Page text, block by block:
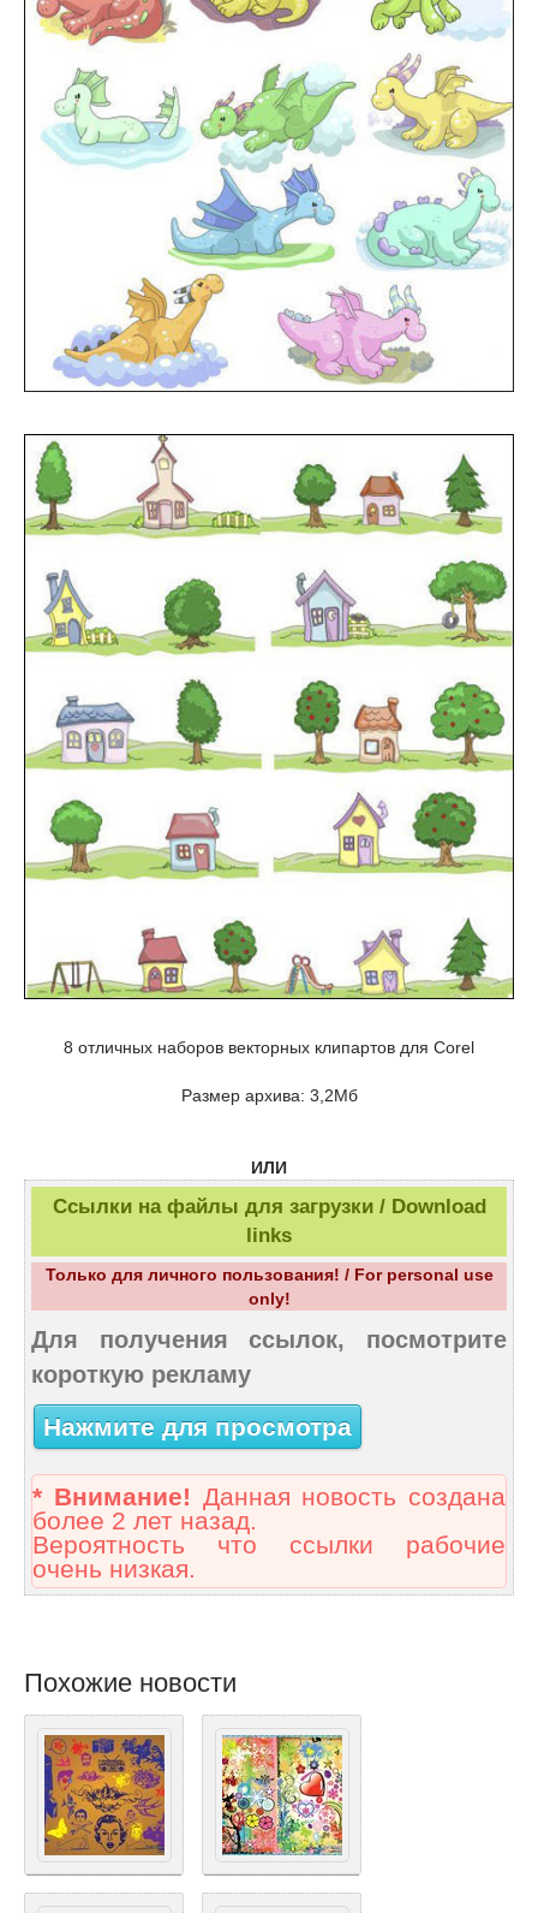
8 отличных наборов векторных клипартов для Corel
Размер архива: 3,2Мб
ИЛИ
Ссылки на файлы для загрузки / Download
links
Только для личного пользования! / For personal use
only!
Для получения ссылок, посмотрите
короткую рекламу
Нажмите для просмотра
* Внимание! Данная новость создана
более 2 лет назад.
Вероятность что ссылки рабочие
очень низкая.
Похожие новости